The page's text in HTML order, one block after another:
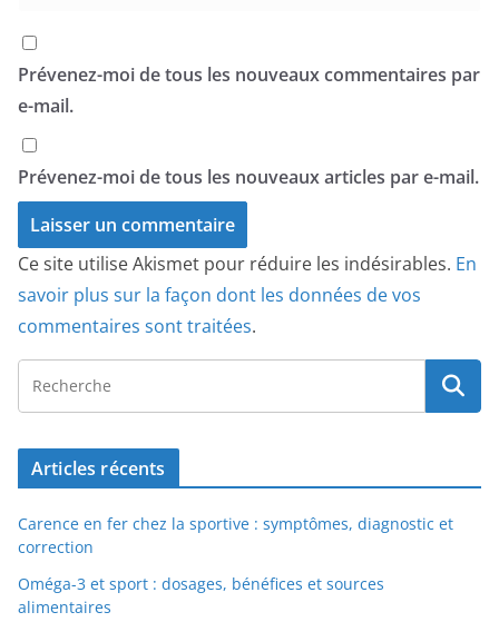
Prévenez-moi de tous les nouveaux commentaires par
e-mail.
Prévenez-moi de tous les nouveaux articles par e-mail.
Ce site utilise Akismet pour réduire les indésirables. En
savoir plus sur la façon dont les données de vos
commentaires sont traitées.
Articles récents
Carence en fer chez la sportive : symptômes, diagnostic et
correction
Oméga-3 et sport : dosages, bénéfices et sources
alimentaires